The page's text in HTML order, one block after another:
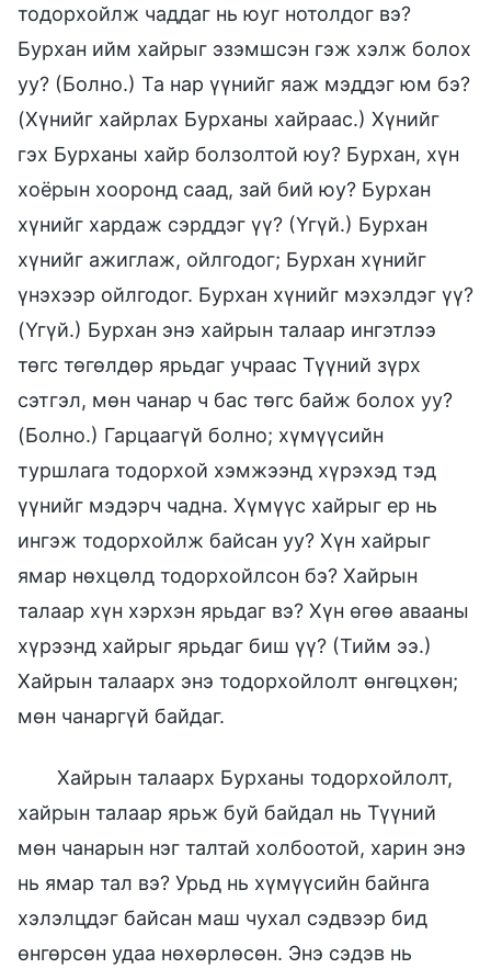
тодорхойлж чаддаг нь юуг нотолдог вэ?
Бурхан ийм хайрыг эзэмшсэн гэж хэлж болох
уу? (Болно.) Та нар үүнийг яаж мэддэг юм бэ?
(Хүнийг хайрлах Бурханы хайраас.) Хүнийг
гэх Бурханы хайр болзолтой юу? Бурхан, хүн
хоёрын хооронд саад, зай бий юу? Бурхан
хүнийг хардаж сэрддэг үү? (Үгүй.) Бурхан
хүнийг ажиглаж, ойлгодог; Бурхан хүнийг
үнэхээр ойлгодог. Бурхан хүнийг мэхэлдэг үү?
(Үгүй.) Бурхан энэ хайрын талаар ингэтлээ
төгс төгөлдөр ярьдаг учраас Түүний зүрх
сэтгэл, мөн чанар ч бас төгс байж болох уу?
(Болно.) Гарцаагүй болно; хүмүүсийн
туршлага тодорхой хэмжээнд хүрэхэд тэд
үүнийг мэдэрч чадна. Хүмүүс хайрыг ер нь
ингэж тодорхойлж байсан уу? Хүн хайрыг
ямар нөхцөлд тодорхойлсон бэ? Хайрын
талаар хүн хэрхэн ярьдаг вэ? Хүн өгөө авааны
хүрээнд хайрыг ярьдаг биш үү? (Тийм ээ.)
Хайрын талаарх энэ тодорхойлолт өнгөцхөн;
мөн чанаргүй байдаг.
Хайрын талаарх Бурханы тодорхойлолт,
хайрын талаар ярьж буй байдал нь Түүний
мөн чанарын нэг талтай холбоотой, харин энэ
нь ямар тал вэ? Урьд нь хүмүүсийн байнга
хэлэлцдэг байсан маш чухал сэдвээр бид
өнгөрсөн удаа нөхөрлөсөн. Энэ сэдэв нь